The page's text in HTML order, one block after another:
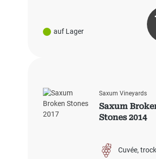
auf Lager
Saxum Vineyards
Saxum
Stones 2014
Cuvée